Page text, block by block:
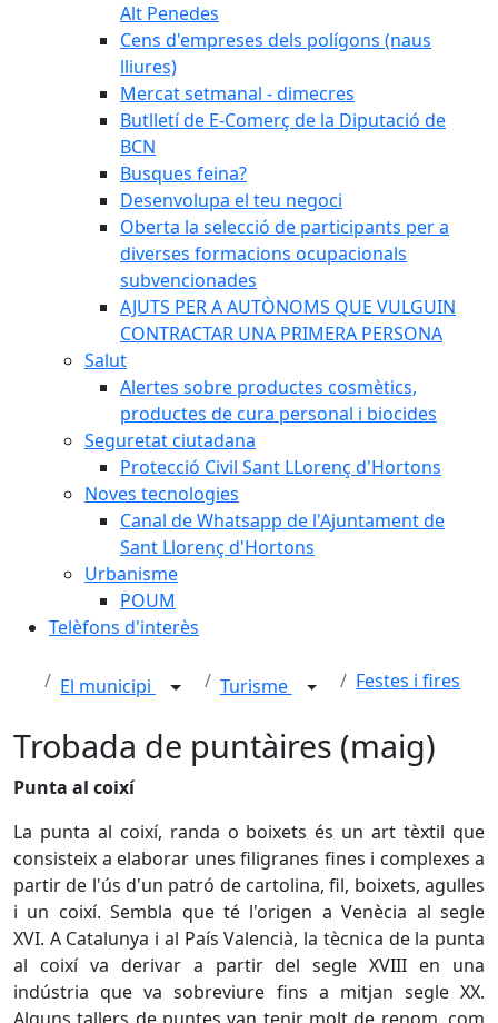
Alt Penedes
Cens d'empreses dels polígons (naus
lliures)
Mercat setmanal - dimecres
Butlletí de E-Comerç de la Diputació de
BCN
Busques feina?
Desenvolupa el teu negoci
Oberta la selecció de participants per a
diverses formacions ocupacionals
subvencionades
AJUTS PER A AUTÒNOMS QUE VULGUIN
CONTRACTAR UNA PRIMERA PERSONA
Salut
Alertes sobre productes cosmètics,
productes de cura personal i biocides
Seguretat ciutadana
Protecció Civil Sant LLorenç d'Hortons
Noves tecnologies
Canal de Whatsapp de l'Ajuntament de
Sant Llorenç d'Hortons
Urbanisme
POUM
Telèfons d'interès
El municipi Turisme Festes i fires
Trobada de puntàires (maig)
Punta al coixí
La punta al coixí, randa o boixets és un art tèxtil que
consisteix a elaborar unes filigranes fines i complexes a
partir de l'ús d'un patró de cartolina, fil, boixets, agulles
i un coixí. Sembla que té l'origen a Venècia al segle
XVI. A Catalunya i al País Valencià, la tècnica de la punta
al coixí va derivar a partir del segle XVIII en una
indústria que va sobreviure fins a mitjan segle XX.